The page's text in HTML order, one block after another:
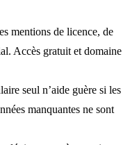
mentions de licence, de
Accès gratuit et domaine
seul n’aide guère si les
manquantes ne sont